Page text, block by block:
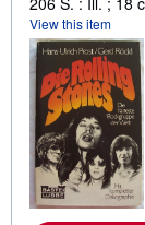
View this item